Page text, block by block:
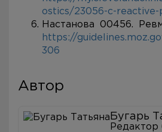
ostics/23056-c-
Настанова 00456.
https://
306
Автор
Бугарь
Редактор